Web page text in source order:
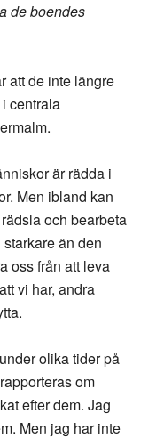
de boendes
att de inte längre
centrala
är rädda i
Men ibland kan
och bearbeta
än den
oss från att leva
vi har, andra
olika tider på
om
efter dem. Jag
Men jag har inte